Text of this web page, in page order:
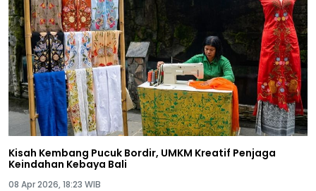
Kisah Kembang Pucuk Bordir, UMKM Kreatif Penjaga
Keindahan Kebaya Bali
08 Apr 2026, 18:23 WIB